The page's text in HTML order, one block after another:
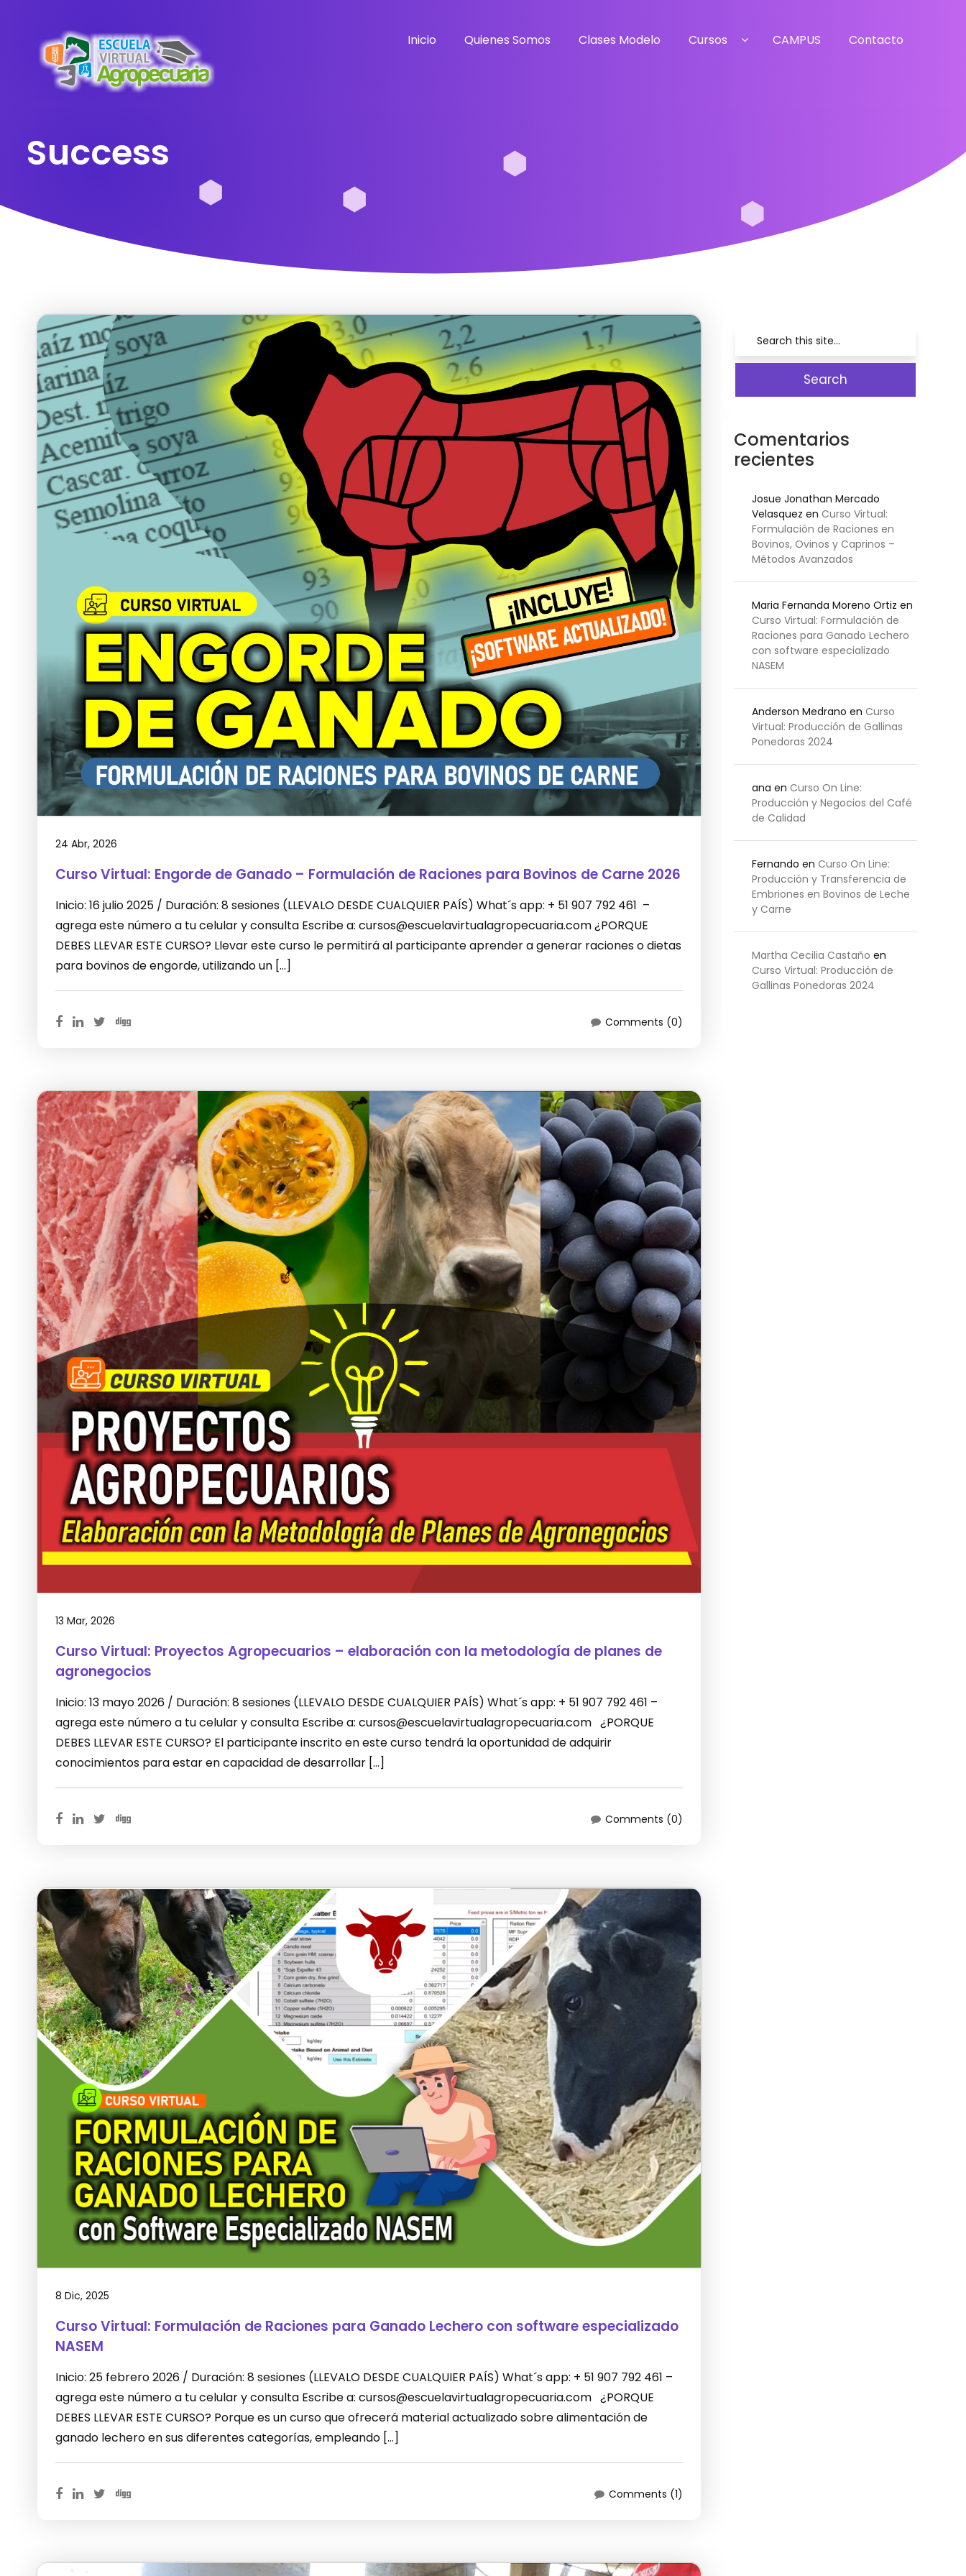
Inicio Quienes Somos Clases Modelo Cursos CAMPUS Contacto
Success
24 Abr, 2026
Curso Virtual: Engorde de Ganado – Formulación de Raciones para Bovinos de Carne 2026
Inicio: 16 julio 2025 / Duración: 8 sesiones (LLEVALO DESDE CUALQUIER PAÍS) What´s app: + 51 907 792 461 –
agrega este número a tu celular y consulta Escribe a: cursos@escuelavirtualagropecuaria.com ¿PORQUE
DEBES LLEVAR ESTE CURSO? Llevar este curso le permitirá al participante aprender a generar raciones o dietas
para bovinos de engorde, utilizando un […]
Comments (0)
13 Mar, 2026
Curso Virtual: Proyectos Agropecuarios – elaboración con la metodología de planes de
agronegocios
Inicio: 13 mayo 2026 / Duración: 8 sesiones (LLEVALO DESDE CUALQUIER PAÍS) What´s app: + 51 907 792 461 –
agrega este número a tu celular y consulta Escribe a: cursos@escuelavirtualagropecuaria.com ¿PORQUE
DEBES LLEVAR ESTE CURSO? El participante inscrito en este curso tendrá la oportunidad de adquirir
conocimientos para estar en capacidad de desarrollar […]
Comments (0)
8 Dic, 2025
Curso Virtual: Formulación de Raciones para Ganado Lechero con software especializado
NASEM
Inicio: 25 febrero 2026 / Duración: 8 sesiones (LLEVALO DESDE CUALQUIER PAÍS) What´s app: + 51 907 792 461 –
agrega este número a tu celular y consulta Escribe a: cursos@escuelavirtualagropecuaria.com ¿PORQUE
DEBES LLEVAR ESTE CURSO? Porque es un curso que ofrecerá material actualizado sobre alimentación de
ganado lechero en sus diferentes categorías, empleando […]
Comments (1)
Comentarios
recientes
Josue Jonathan Mercado
Velasquez en Curso Virtual:
Formulación de Raciones en
Bovinos, Ovinos y Caprinos –
Métodos Avanzados
Maria Fernanda Moreno Ortiz en
Curso Virtual: Formulación de
Raciones para Ganado Lechero
con software especializado
NASEM
Anderson Medrano en Curso
Virtual: Producción de Gallinas
Ponedoras 2024
ana en Curso On Line:
Producción y Negocios del Café
de Calidad
Fernando en Curso On Line:
Producción y Transferencia de
Embriones en Bovinos de Leche
y Carne
Martha Cecilia Castaño en
Curso Virtual: Producción de
Gallinas Ponedoras 2024